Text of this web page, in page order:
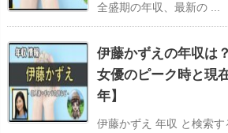
全盛期の年収、最新の ...
伊藤かずえの年収は
女優のピーク時と現
年】
伊藤かずえ 年収 と検索